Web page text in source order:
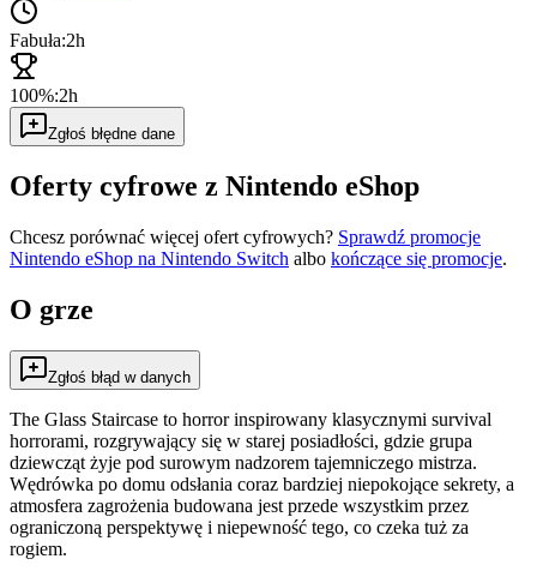
Fabuła:2h
100%:2h
Zgłoś błędne dane
Oferty cyfrowe z Nintendo eShop
Chcesz porównać więcej ofert cyfrowych? Sprawdź promocje
Nintendo eShop na Nintendo Switch albo kończące się promocje.
O grze
Zgłoś błąd w danych
The Glass Staircase to horror inspirowany klasycznymi survival
horrorami, rozgrywający się w starej posiadłości, gdzie grupa
dziewcząt żyje pod surowym nadzorem tajemniczego mistrza.
Wędrówka po domu odsłania coraz bardziej niepokojące sekrety, a
atmosfera zagrożenia budowana jest przede wszystkim przez
ograniczoną perspektywę i niepewność tego, co czeka tuż za
rogiem.